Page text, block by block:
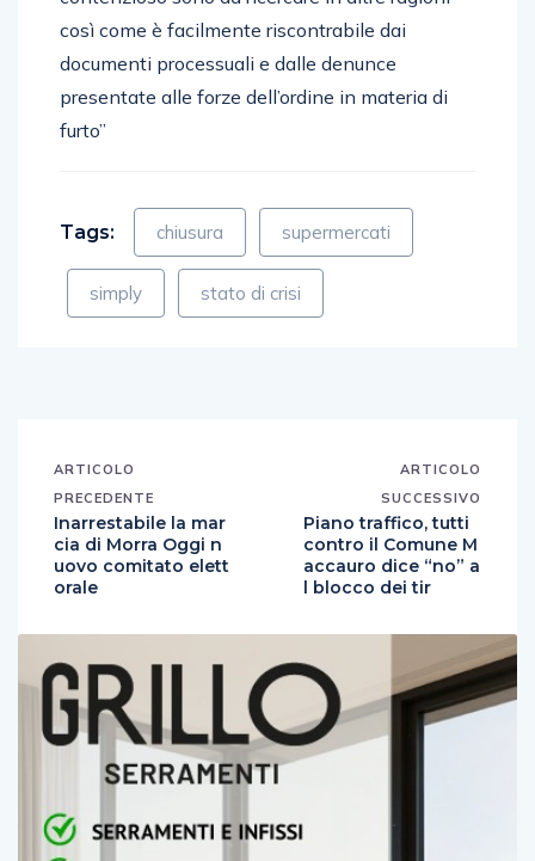
così come è facilmente riscontrabile dai
documenti processuali e dalle denunce
presentate alle forze dell’ordine in materia di
furto”
Tags: chiusura supermercati
simply stato di crisi
ARTICOLO
PRECEDENTE
Inarrestabile la mar
cia di Morra Oggi n
uovo comitato elett
orale
ARTICOLO
SUCCESSIVO
Piano traffico, tutti
contro il Comune M
accauro dice “no” a
l blocco dei tir